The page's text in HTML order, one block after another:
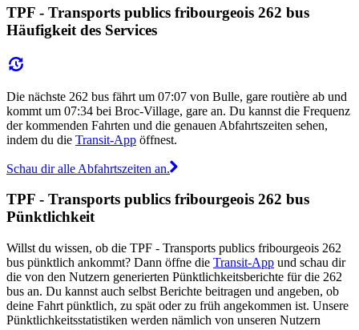
TPF - Transports publics fribourgeois 262 bus
Häufigkeit des Services
Die nächste 262 bus fährt um 07:07 von Bulle, gare routière ab und
kommt um 07:34 bei Broc-Village, gare an. Du kannst die Frequenz
der kommenden Fahrten und die genauen Abfahrtszeiten sehen,
indem du die Transit-App öffnest.
Schau dir alle Abfahrtszeiten an.
TPF - Transports publics fribourgeois 262 bus
Pünktlichkeit
Willst du wissen, ob die TPF - Transports publics fribourgeois 262
bus pünktlich ankommt? Dann öffne die Transit-App und schau dir
die von den Nutzern generierten Pünktlichkeitsberichte für die 262
bus an. Du kannst auch selbst Berichte beitragen und angeben, ob
deine Fahrt pünktlich, zu spät oder zu früh angekommen ist. Unsere
Pünktlichkeitsstatistiken werden nämlich von unseren Nutzern